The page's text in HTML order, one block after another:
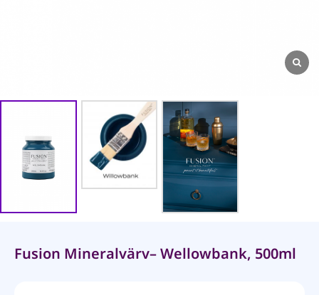
Fusion Mineralvärv– Wellowbank, 500ml